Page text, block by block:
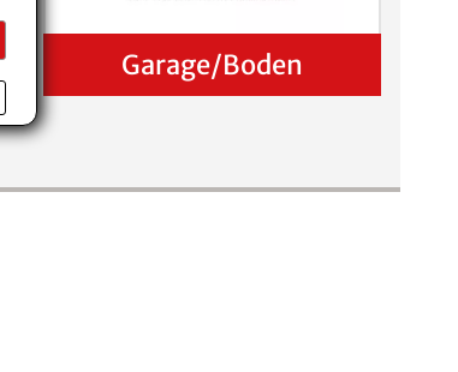
Garage/Boden